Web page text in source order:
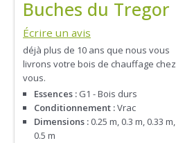
Buches du Tregor
Écrire un avis
déjà plus de 10 ans que nous vous
livrons votre bois de chauffage chez
vous.
Essences : G1 - Bois durs
Conditionnement :Vrac
Dimensions : 0.25 m, 0.3 m, 0.33 m,
0.5 m